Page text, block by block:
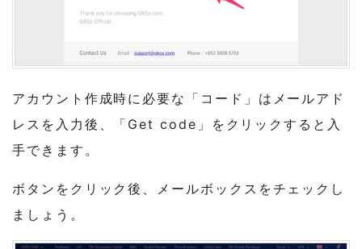
アカウント作成時に必要な「コード」はメールアド
レスを入力後、「Get code」をクリックすると入
手できます。
ボタンをクリック後、メールボックスをチェックし
ましょう。